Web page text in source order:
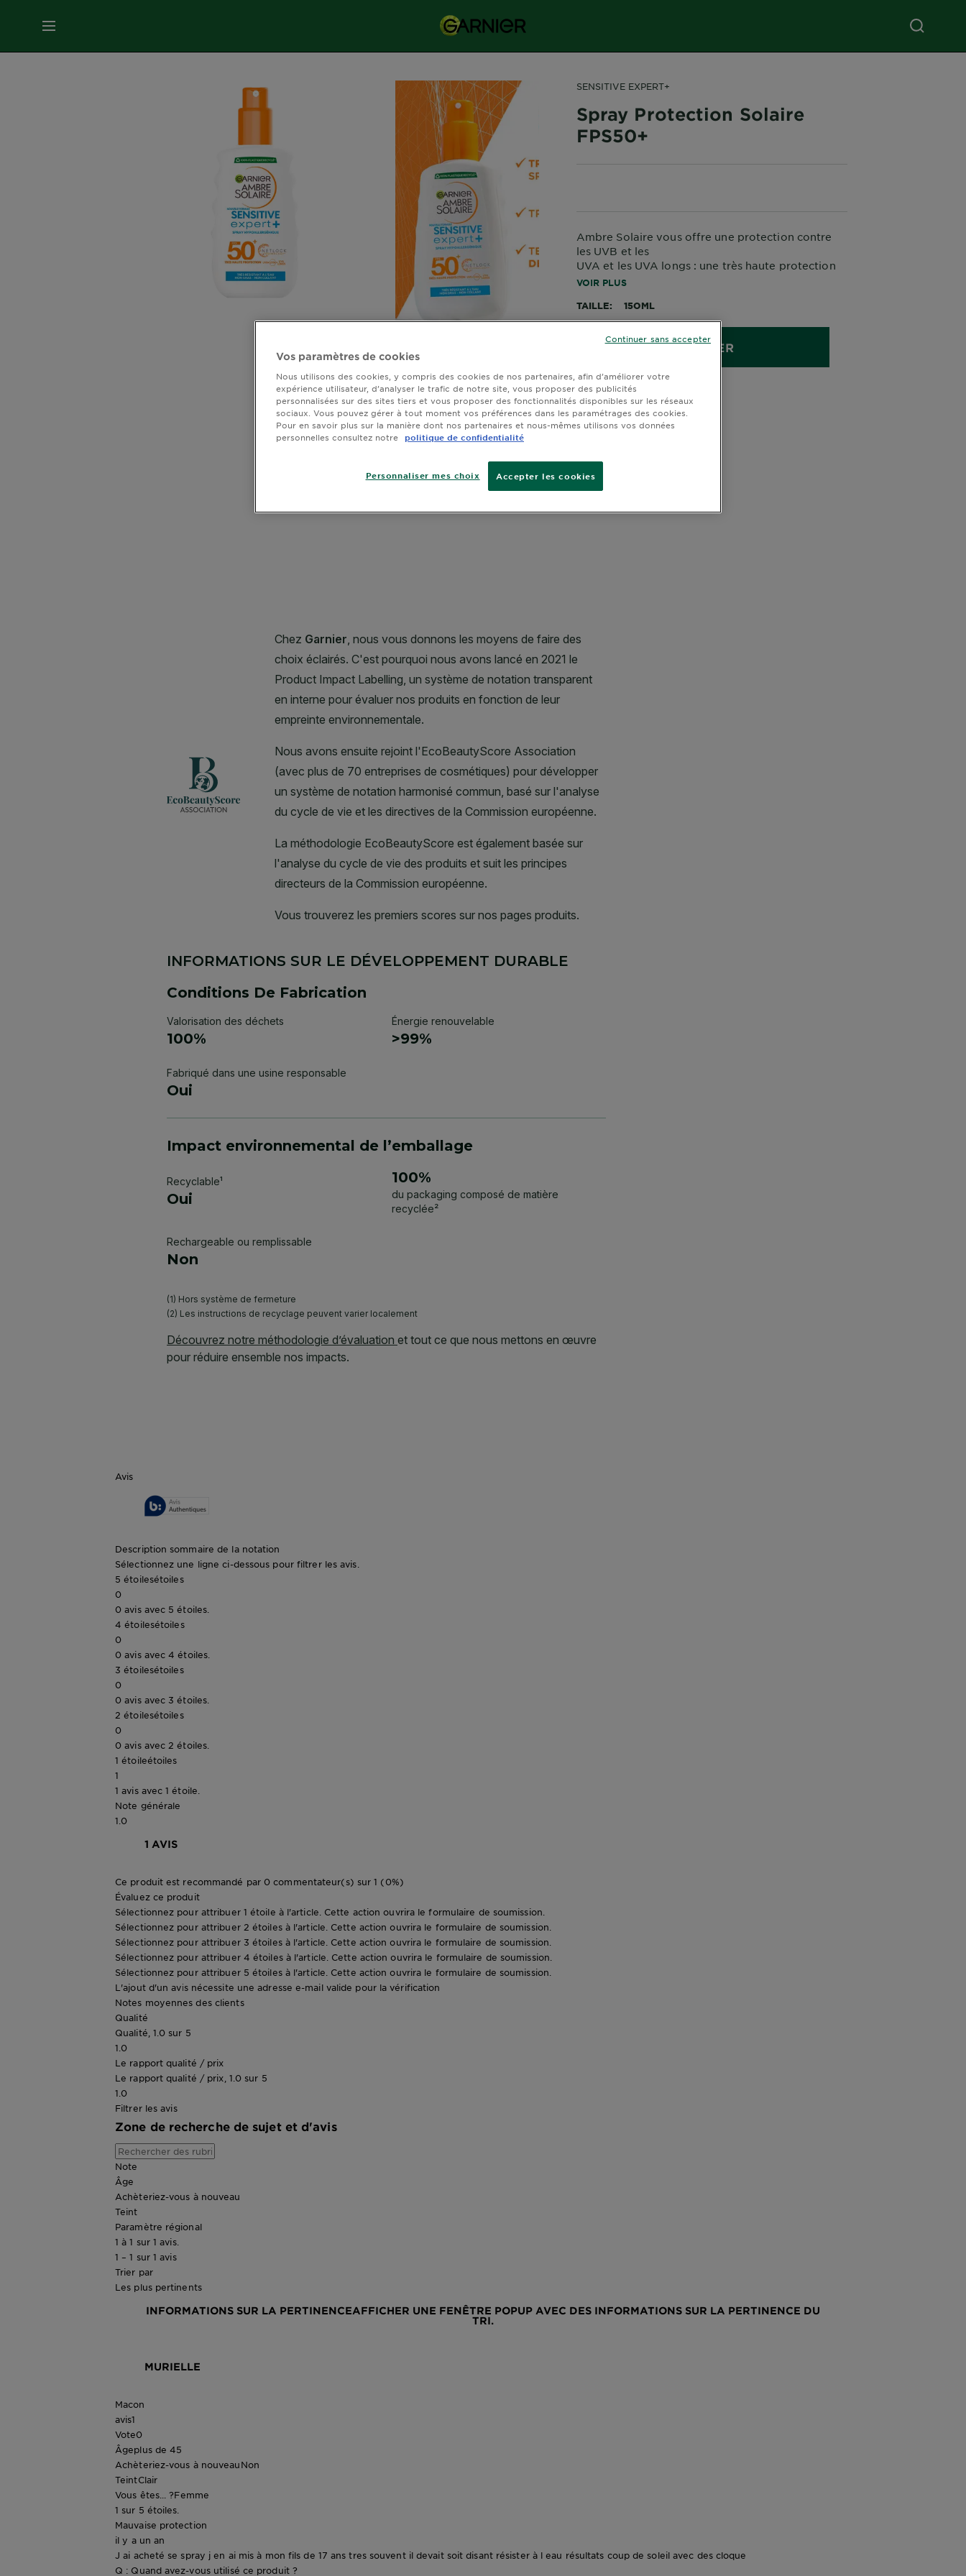
MENU
SENSITIVE EXPERT+
Spray Protection Solaire
FPS50+
Ambre Solaire vous offre une protection contre
les UVB et les
UVA et les UVA longs : une très haute protection
qui protège le capital soleil de votre peau.
VOIR PLUS
TAILLE 15OML
ACHETER
Avis
Description sommaire de la notation
Sélectionnez une ligne ci-dessous pour filtrer les avis.
5 étoilesétoiles
0
0 avis avec 5 étoiles.
4 étoilesétoiles
0
0 avis avec 4 étoiles.
3 étoilesétoiles
0
0 avis avec 3 étoiles.
2 étoilesétoiles
0
0 avis avec 2 étoiles.
1 étoileétoiles
1
1 avis avec 1 étoile.
Note générale
1.0
1 AVIS
Ce produit est recommandé par 0 commentateur(s) sur 1 (0%)
Évaluez ce produit
Sélectionnez pour attribuer 1 étoile à l'article. Cette action ouvrira le formulaire de soumission.
Sélectionnez pour attribuer 2 étoiles à l'article. Cette action ouvrira le formulaire de soumission.
Sélectionnez pour attribuer 3 étoiles à l'article. Cette action ouvrira le formulaire de soumission.
Sélectionnez pour attribuer 4 étoiles à l'article. Cette action ouvrira le formulaire de soumission.
Sélectionnez pour attribuer 5 étoiles à l'article. Cette action ouvrira le formulaire de soumission.
L'ajout d'un avis nécessite une adresse e-mail valide pour la vérification
Notes moyennes des clients
Qualité
Qualité, 1.0 sur 5
1.0
Le rapport qualité / prix
Le rapport qualité / prix, 1.0 sur 5
1.0
Filtrer les avis
Zone de recherche de sujet et d'avis
Note
Âge
Achèteriez-vous à nouveau
Teint
Paramètre régional
1 à 1 sur 1 avis.
1 – 1 sur 1 avis
Trier par
Les plus pertinents
INFORMATIONS SUR LA PERTINENCEAFFICHER UNE FENÊTRE POPUP AVEC DES INFORMATIONS SUR LA PERTINENCE DU
TRI.
MURIELLE
Macon
avis1
Vote0
Âgeplus de 45
Achèteriez-vous à nouveauNon
TeintClair
Vous êtes... ?Femme
1 sur 5 étoiles.
Mauvaise protection
il y a un an
J ai acheté se spray j en ai mis à mon fils de 17 ans tres souvent il devait soit disant résister à l eau résultats coup de soleil avec des cloque
Q : Quand avez-vous utilisé ce produit ?
Vos paramètres de cookies
Nous utilisons des cookies, y compris des cookies de nos partenaires, afin d’améliorer votre
expérience utilisateur, d’analyser le trafic de notre site, vous proposer des publicités
personnalisées sur des sites tiers et vous proposer des fonctionnalités disponibles sur les réseaux
sociaux. Vous pouvez gérer à tout moment vos préférences dans les paramétrages des cookies.
Pour en savoir plus sur la manière dont nos partenaires et nous-mêmes utilisons vos données
personnelles consultez notre
politique de confidentialité
Accepter les cookies
Personnaliser mes choix
Continuer sans accepter